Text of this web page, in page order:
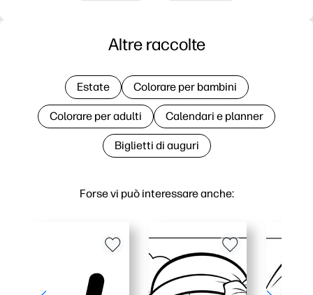
Forse vi può interessare anche:
Altre raccolte
Estate Colorare per bambini
Colorare per adulti Calendari e planner
Biglietti di auguri